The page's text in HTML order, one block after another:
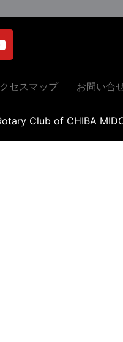
セスマップ お問い合
Club of CHIBA